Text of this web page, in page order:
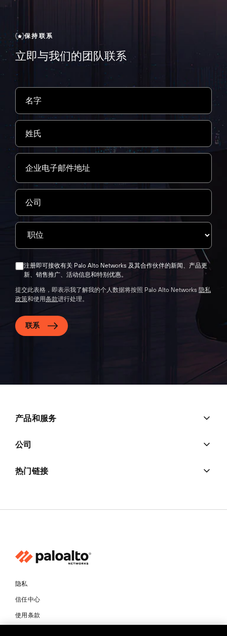
保持联系
立即与我们的团队联系
注册即可接收有关 Palo Alto Networks 及其合作伙伴的新闻、产品更
新、销售推广、活动信息和特别优惠。
提交此表格，即表示我了解我的个人数据将按照 Palo Alto Networks 隐私
政策和使用条款进行处理。
联系
产品和服务
公司
热门链接
隐私
信任中心
使用条款